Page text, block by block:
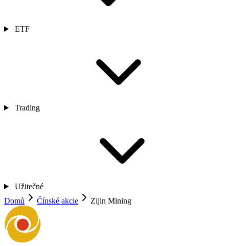
ETF
Trading
Užitečné
Domů
Čínské akcie Zijin Mining